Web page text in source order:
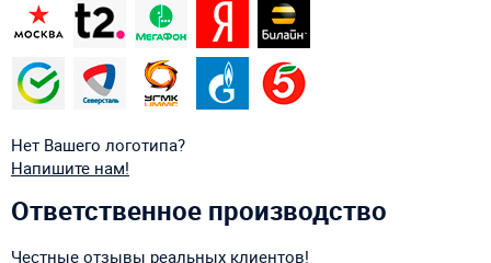
Нет Вашего логотипа?
Напишите нам!
Ответственное производство
Честные отзывы реальных клиентов!